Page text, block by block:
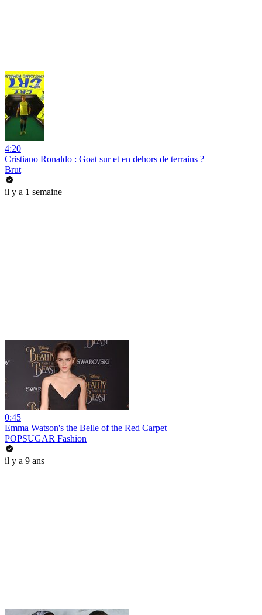
4:20
Cristiano Ronaldo : Goat sur et en dehors de terrains ?
Brut
il y a 1 semaine
0:45
Emma Watson's the Belle of the Red Carpet
POPSUGAR Fashion
il y a 9 ans